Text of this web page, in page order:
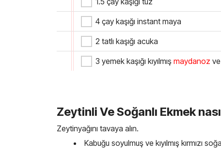
4 çay kaşığı instant maya
2 tatlı kaşığı acuka
3 yemek kaşığı kıyılmış maydanoz
Zeytinli Ve Soğanlı Ekmek
Zeytinyağını tavaya alın.
Kabuğu soyulmuş ve kıyılmış kırmızı